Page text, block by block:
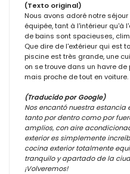
(Texto original)
Nous avons adoré notre
équipée, tant à l'intérieur qu'à
de bains sont spacieuses,
Que dire de l'extérieur qui est
piscine est très grande, une
on se trouve dans un havre
mais proche de tout en
(Traducido por Google)
Nos encantó nuestra
tanto por dentro como por
amplios, con aire
exterior es simplemente
cocina exterior totalmente
tranquilo y apartado de la
¡Volveremos!